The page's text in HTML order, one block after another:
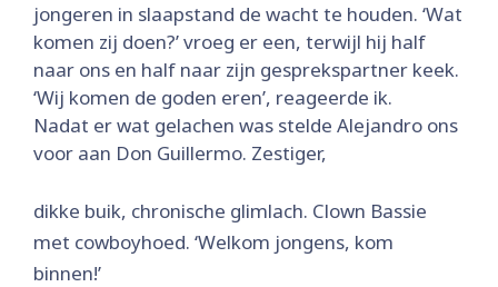
jongeren in slaapstand de wacht te houden. ‘Wat
komen zij doen?’ vroeg er een, terwijl hij half
naar ons en half naar zijn gesprekspartner keek.
‘Wij komen de goden eren’, reageerde ik.
Nadat er wat gelachen was stelde Alejandro ons
voor aan Don Guillermo. Zestiger,
dikke buik, chronische glimlach. Clown Bassie
met cowboyhoed. ‘Welkom jongens, kom
binnen!’